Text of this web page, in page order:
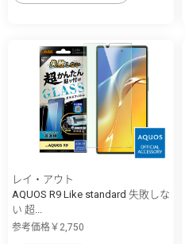
レイ・アウト
AQUOS R9 Like standard 失敗しな
い 超...
参考価格￥2,750